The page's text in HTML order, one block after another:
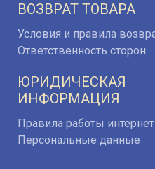
ВОЗВРАТ ТОВАРА
Условия и правила
Ответственность сторон
ЮРИДИЧЕСКАЯ
ИНФОРМАЦИЯ
Правила работы
Персональные данные